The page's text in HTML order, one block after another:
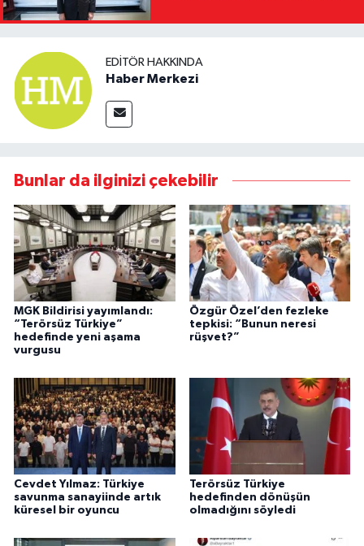
Kaldıracağız"
EDITÖR HAKKINDA
Haber Merkezi
Bunlar da ilginizi çekebilir
MGK Bildirisi yayımlandı:
“Terörsüz Türkiye”
hedefinde yeni aşama
vurgusu
Özgür Özel’den fezleke
tepkisi: “Bunun neresi
rüşvet?”
Cevdet Yılmaz: Türkiye
savunma sanayiinde artık
küresel bir oyuncu
Terörsüz Türkiye
hedefinden dönüşün
olmadığını söyledi